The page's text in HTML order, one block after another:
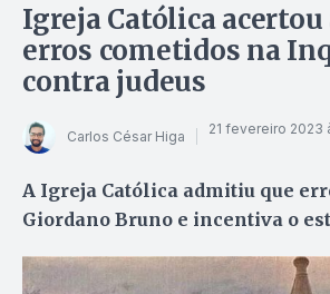
Igreja Católica acertou
erros cometidos na
contra judeus
Carlos César Higa 21 fevereiro 2023
A Igreja Católica admitiu que
Giordano Bruno e incentiva o